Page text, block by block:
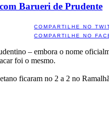
Barueri de Prudente
COMPARTILHE NO
COMPARTILHE NO
– embora o nome
foi o mesmo.
ficaram no 2 a 2 no